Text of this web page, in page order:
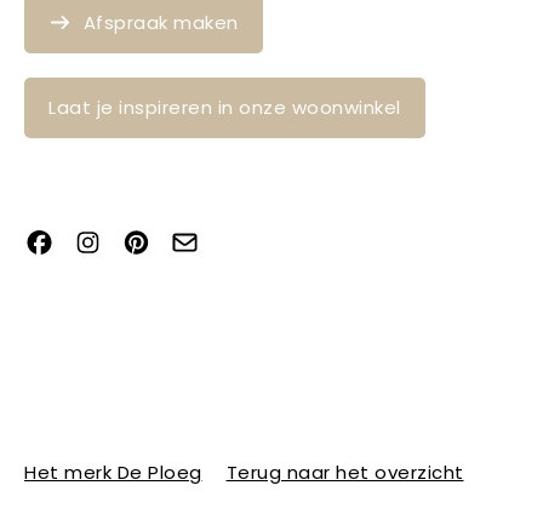
Afspraak maken
Laat je inspireren in onze woonwinkel
Het merk De Ploeg Terug naar het overzicht